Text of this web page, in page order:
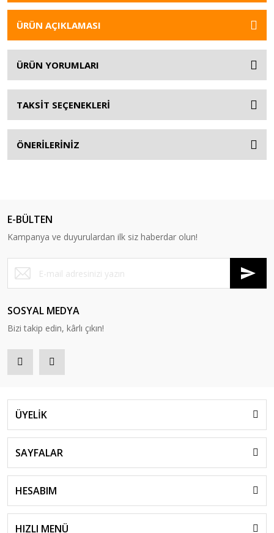
ÜRÜN AÇIKLAMASI
ÜRÜN YORUMLARI
TAKSİT SEÇENEKLERİ
ÖNERİLERİNİZ
E-BÜLTEN
Kampanya ve duyurulardan ilk siz haberdar olun!
SOSYAL MEDYA
Bizi takip edin, kârlı çıkın!
ÜYELİK
SAYFALAR
HESABIM
HIZLI MENÜ